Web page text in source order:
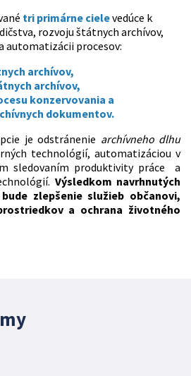
tri primárne cielevedúce k
rozvoju štátnych archívov,
automatizácii procesov:
archívov,
archívov,
konzervovania a
dokumentov.
je odstránenie archívneho dlhu
technológií, automatizáciou v
sledovaním produktivity práce a
Výsledkom navrhnutých
zlepšenie služieb občanovi,
a ochrana životného